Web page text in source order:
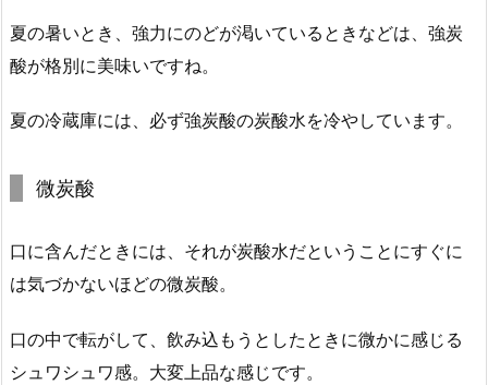
夏の暑いとき、強力にのどが渇いているときなどは、強炭
酸が格別に美味いですね。
夏の冷蔵庫には、必ず強炭酸の炭酸水を冷やしています。
微炭酸
口に含んだときには、それが炭酸水だということにすぐに
は気づかないほどの微炭酸。
口の中で転がして、飲み込もうとしたときに微かに感じる
シュワシュワ感。大変上品な感じです。